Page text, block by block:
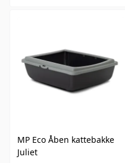
MP Eco Åben kattebakke
Juliet